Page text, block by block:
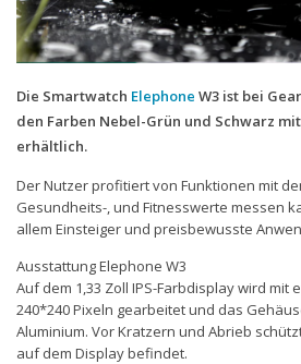
Datentarife
Flatrate-Prepaidtarife
Mobilfunk-Vergleichsrechner
Mobilfunk-Tarifrechner
Die Smartwatch Elephone W3 ist bei
den Farben Nebel-Grün und Schwarz
erhältlich.
Der Nutzer profitiert von Funktionen mit
Gesundheits-, und Fitnesswerte messen
allem Einsteiger und preisbewusste
Ausstattung Elephone W3
Auf dem 1,33 Zoll IPS-Farbdisplay wird mit
240*240 Pixeln gearbeitet und das
Aluminium. Vor Kratzern und Abrieb
auf dem Display befindet.